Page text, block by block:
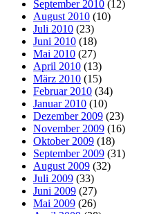
September 2010 (12)
August 2010 (10)
Juli 2010 (23)
Juni 2010 (18)
Mai 2010 (27)
April 2010 (13)
März 2010 (15)
Februar 2010 (34)
Januar 2010 (10)
Dezember 2009 (23)
November 2009 (16)
Oktober 2009 (18)
September 2009 (31)
August 2009 (32)
Juli 2009 (33)
Juni 2009 (27)
Mai 2009 (26)